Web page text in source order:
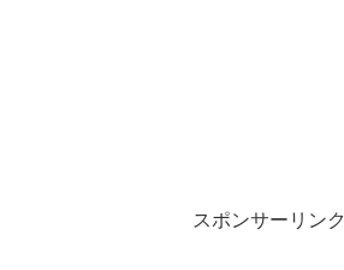
スポンサーリンク